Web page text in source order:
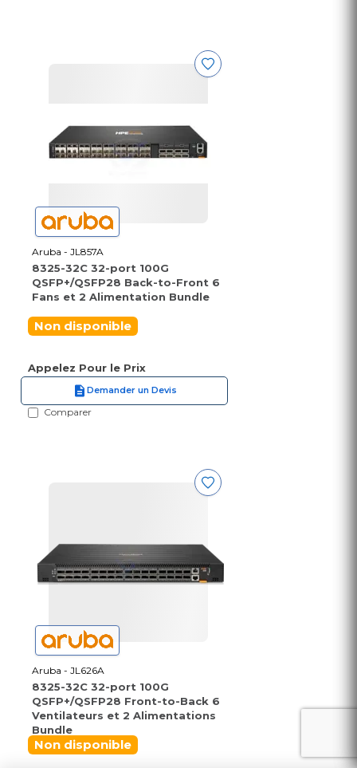
Aruba - JL857A
8325-32C 32-port 100G
QSFP+/QSFP28 Back-to-Front 6
Fans et 2 Alimentation Bundle
Non disponible
Appelez Pour le Prix
Demander un Devis
Comparer
Aruba - JL626A
8325-32C 32-port 100G
QSFP+/QSFP28 Front-to-Back 6
Ventilateurs et 2 Alimentations
Bundle
Non disponible